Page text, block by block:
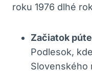
roku 1976 dlhé
Začiatok
Podlesok,
Slovenského